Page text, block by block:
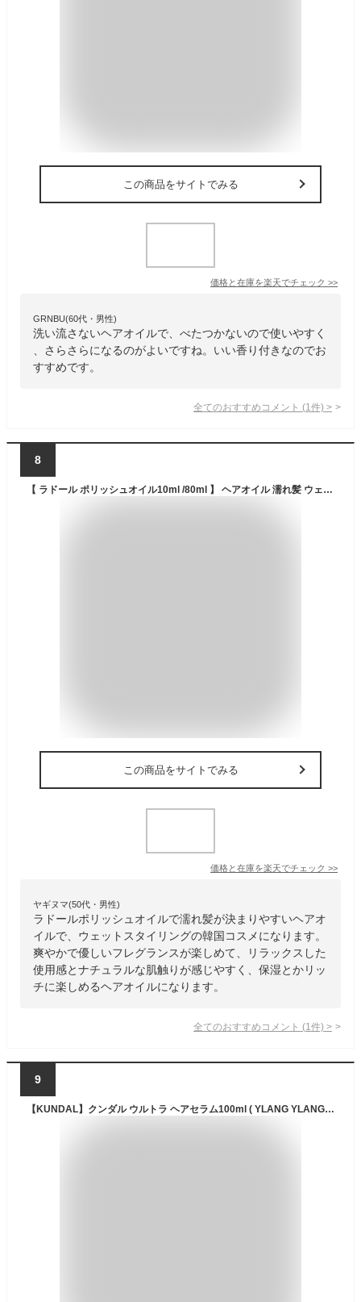
この商品をサイトでみる
価格と在庫を楽天でチェック >>
GRNBU(60代・男性)
洗い流さないヘアオイルで、べたつかないので使いやすく
、さらさらになるのがよいですね。いい香り付きなのでお
すすめです。
全てのおすすめコメント (1 件) >
8
【 ラドール ポリッシュオイル10ml /80ml 】 ヘアオイル 濡れ髪 ウェットスタイ リング 韓国ヘアオイル プレゼント ギフト 送料無料 LADOR公式
この商品をサイトでみる
価格と在庫を楽天でチェック >>
ヤギヌマ(50代・男性)
ラドールポリッシュオイルで濡れ髪が決まりやすいヘアオ
イルで、ウェットスタイリングの韓国コスメになります。
爽やかで優しいフレグランスが楽しめて、リラックスした
使用感とナチュラルな肌触りが感じやすく、保湿とかリッ
チに楽しめるヘアオイルになります。
全てのおすすめコメント (1 件) >
9
【KUNDAL】クンダル ウルトラ ヘアセラム100ml ( YLANG YLANGの香り)